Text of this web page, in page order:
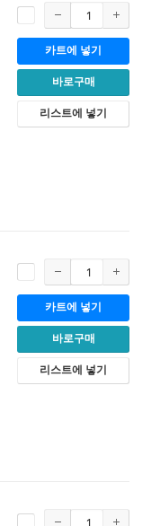
카트에 넣기
바로구매
리스트에 넣기
카트에 넣기
바로구매
리스트에 넣기